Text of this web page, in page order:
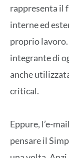
rappresenta il
interne ed
proprio
integrante di
anche
critical.
Eppure, l’e-
pensare il